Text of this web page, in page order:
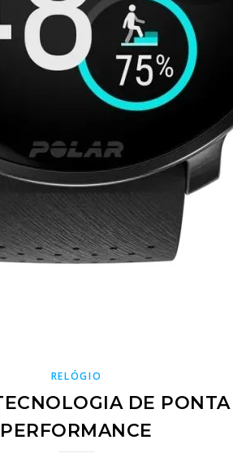
RELÓGIO
DE
PERFORMANCE